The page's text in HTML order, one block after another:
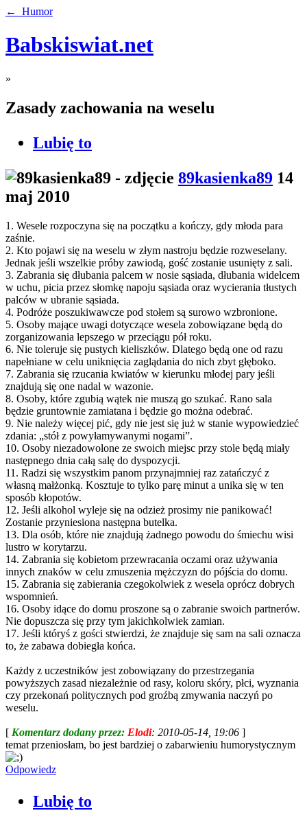
← Humor
Babskiswiat.net
»
Zasady zachowania na weselu
Lubię to
89kasienka89 14
maj 2010
1. Wesele rozpoczyna się na początku a kończy, gdy młoda para
zaśnie.
2. Kto pojawi się na weselu w złym nastroju będzie rozweselany.
Jednak jeśli wszelkie próby zawiodą, gość zostanie usunięty z sali.
3. Zabrania się dłubania palcem w nosie sąsiada, dłubania widelcem
w uchu, picia przez słomkę napoju sąsiada oraz wycierania tłustych
palców w ubranie sąsiada.
4. Podróże poszukiwawcze pod stołem są surowo wzbronione.
5. Osoby mające uwagi dotyczące wesela zobowiązane będą do
zorganizowania lepszego w przeciągu pół roku.
6. Nie toleruje się pustych kieliszków. Dlatego będą one od razu
napełniane w celu uniknięcia zaglądania do nich zbyt głęboko.
7. Zabrania się rzucania kwiatów w kierunku młodej pary jeśli
znajdują się one nadal w wazonie.
8. Osoby, które zgubią wątek nie muszą go szukać. Rano sala
będzie gruntownie zamiatana i będzie go można odebrać.
9. Nie należy więcej pić, gdy nie jest się już w stanie wypowiedzieć
zdania: „stół z powyłamywanymi nogami”.
10. Osoby niezadowolone ze swoich miejsc przy stole będą miały
następnego dnia całą salę do dyspozycji.
11. Radzi się wszystkim panom przynajmniej raz zatańczyć z
własną małżonką. Kosztuje to tylko parę minut a unika się w ten
sposób kłopotów.
12. Jeśli alkohol wyleje się na odzież prosimy nie panikować!
Zostanie przyniesiona następna butelka.
13. Dla osób, które nie znajdują żadnego powodu do śmiechu wisi
lustro w korytarzu.
14. Zabrania się kobietom przewracania oczami oraz używania
innych znaków w celu zmuszenia mężczyzn do pójścia do domu.
15. Zabrania się zabierania czegokolwiek z wesela oprócz dobrych
wspomnień.
16. Osoby idące do domu proszone są o zabranie swoich partnerów.
Nie dopuszcza się przy tym jakichkolwiek zamian.
17. Jeśli któryś z gości stwierdzi, że znajduje się sam na sali oznacza
to, że zabawa dobiegła końca.
Każdy z uczestników jest zobowiązany do przestrzegania
powyższych zasad niezależnie od rasy, koloru skóry, płci, wyznania
czy przekonań politycznych pod groźbą zmywania naczyń po
weselu.
[ Komentarz dodany przez: Elodi: 2010-05-14, 19:06 ]
temat przeniosłam, bo jest bardziej o zabarwieniu humorystycznym
Odpowiedz
Lubię to